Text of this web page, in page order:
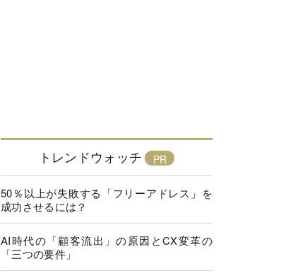
トレンドウォッチ
50％以上が失敗する「フリーアドレス」を
成功させるには？
AI時代の「顧客流出」の原因とCX変革の
「三つの要件」